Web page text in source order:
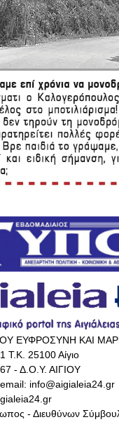
ΕΥΦΡΟΣΥΝΗ ΚΑΙ
Τ.Κ. 25100 Αίγιο
- Δ.Ο.Υ. ΑΙΓΙΟΥ
info@aigialeia24.gr
- Διευθύνων